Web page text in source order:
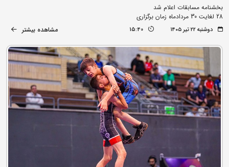
بخشنامه مسابقات اعلام شد
28 لغایت 30 مردادماه زمان برگزاری
دوشنبه ۲۲ تیر ۱۴۰۵ 15:40 مشاهده بیشتر